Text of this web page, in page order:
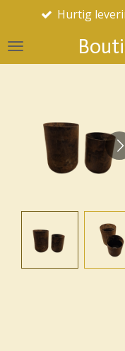
Spring
hovedindhold
Hurtig